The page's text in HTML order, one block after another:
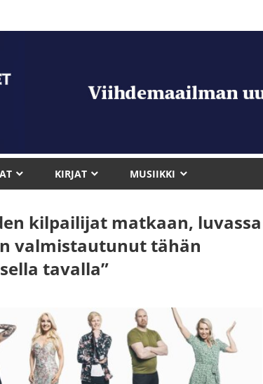
KIRJAT MUSIIKKI
kilpailijat matkaan, luvassa
valmistautunut tähän
tavalla”